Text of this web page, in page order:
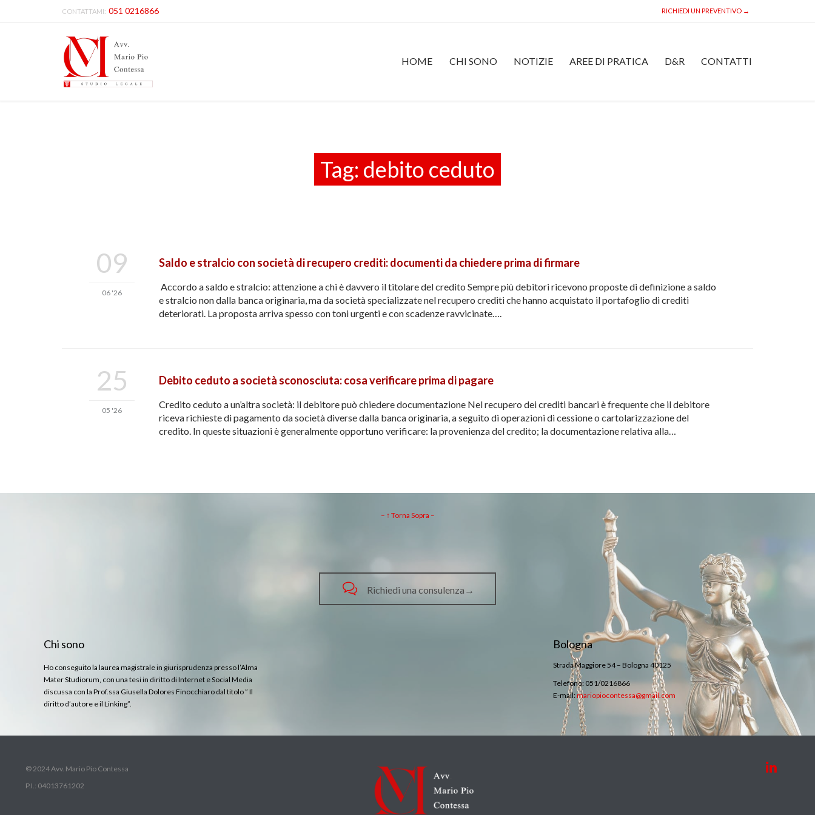
CONTATTAMI: 051 0216866 RICHIEDI UN PREVENTIVO →
HOME CHI SONO NOTIZIE AREE DI PRATICA D&R CONTATTI
Tag: debito ceduto
09
06 '26
Saldo e stralcio con società di recupero crediti: documenti da chiedere prima di firmare
Accordo a saldo e stralcio: attenzione a chi è davvero il titolare del credito Sempre più debitori ricevono proposte di definizione a saldo
e stralcio non dalla banca originaria, ma da società specializzate nel recupero crediti che hanno acquistato il portafoglio di crediti
deteriorati. La proposta arriva spesso con toni urgenti e con scadenze ravvicinate….
25
05 '26
Debito ceduto a società sconosciuta: cosa verificare prima di pagare
Credito ceduto a un’altra società: il debitore può chiedere documentazione Nel recupero dei crediti bancari è frequente che il debitore
riceva richieste di pagamento da società diverse dalla banca originaria, a seguito di operazioni di cessione o cartolarizzazione del
credito. In queste situazioni è generalmente opportuno verificare: la provenienza del credito; la documentazione relativa alla…
– ↑ Torna Sopra –
 Richiedi una consulenza→
Chi sono
Ho conseguito la laurea magistrale in giurisprudenza presso l’Alma
Mater Studiorum, con una tesi in diritto di Internet e Social Media
discussa con la Prof.ssa Giusella Dolores Finocchiaro dal titolo ” Il
diritto d’autore e il Linking”.
Bologna
Strada Maggiore 54 – Bologna 40125
Telefono: 051/0216866
E-mail:mariopiocontessa@gmail.com
© 2024 Avv. Mario Pio Contessa
P.I.: 04013761202
